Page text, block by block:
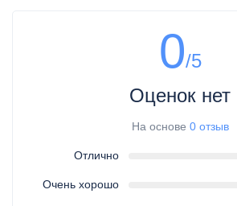
0/5
Оценок нет
На основе 0 отзыв
Отлично
Очень хорошо